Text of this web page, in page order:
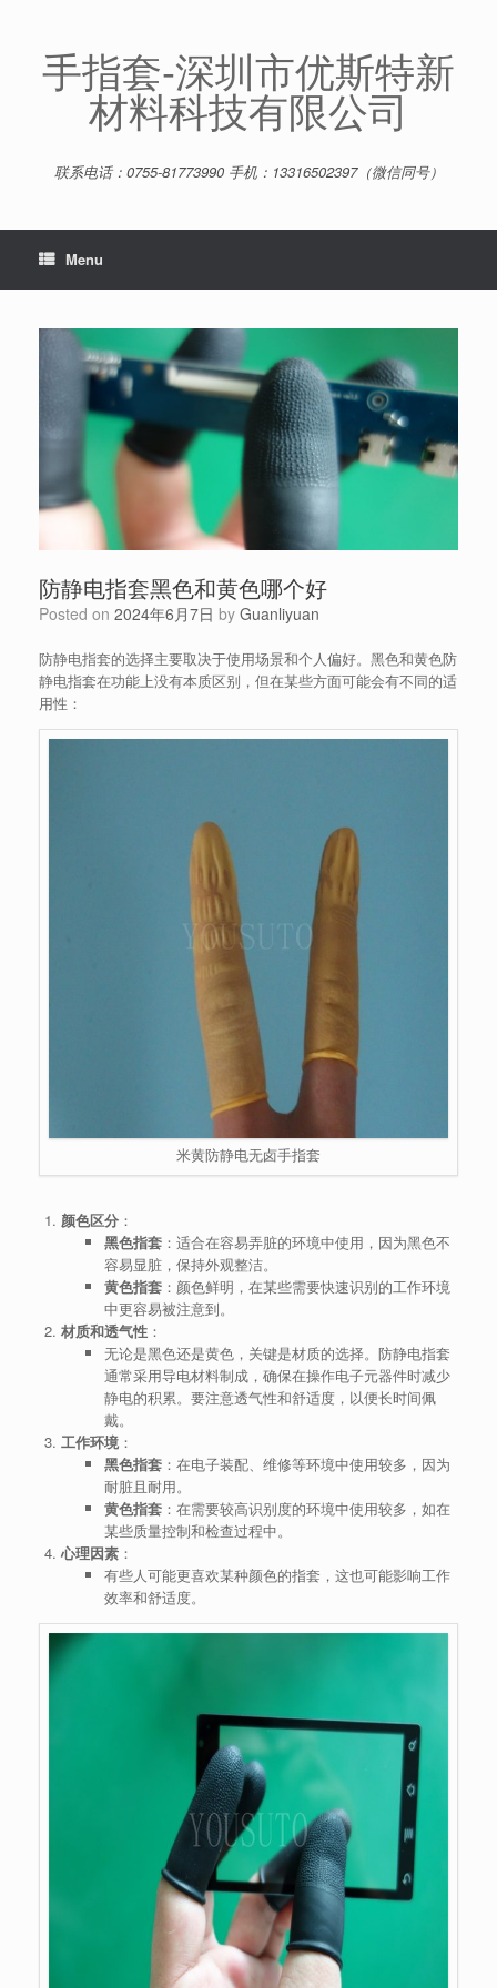
content手指套-深圳市优斯特新
材料科技有限公司
联系电话：0755-81773990 手机：13316502397（微信同号）
Menu
防静电指套黑色和黄色哪个好
Posted on 2024年6月7日 by Guanliyuan
防静电指套的选择主要取决于使用场景和个人偏好。黑色和黄色防
静电指套在功能上没有本质区别，但在某些方面可能会有不同的适
用性：
米黄防静电无卤手指套
颜色区分：
黑色指套：适合在容易弄脏的环境中使用，因为黑色不
容易显脏，保持外观整洁。
黄色指套：颜色鲜明，在某些需要快速识别的工作环境
中更容易被注意到。
材质和透气性：
无论是黑色还是黄色，关键是材质的选择。防静电指套
通常采用导电材料制成，确保在操作电子元器件时减少
静电的积累。要注意透气性和舒适度，以便长时间佩
戴。
工作环境：
黑色指套：在电子装配、维修等环境中使用较多，因为
耐脏且耐用。
黄色指套：在需要较高识别度的环境中使用较多，如在
某些质量控制和检查过程中。
心理因素：
有些人可能更喜欢某种颜色的指套，这也可能影响工作
效率和舒适度。